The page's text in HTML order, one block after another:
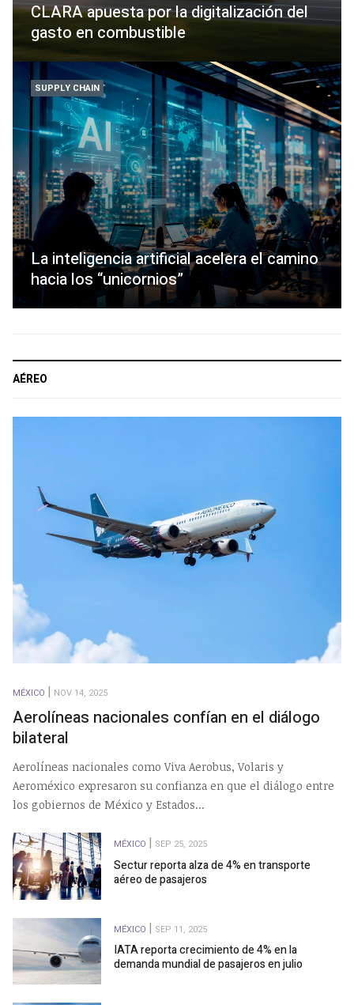
CLARA apuesta por la digitalización del
gasto en combustible
SUPPLY CHAIN
La inteligencia artificial acelera el camino
hacia los “unicornios”
AÉREO
MÉXICO NOV 14, 2025
Aerolíneas nacionales confían en el diálogo
bilateral
Aerolíneas nacionales como Viva Aerobus, Volaris y
Aeroméxico expresaron su confianza en que el diálogo entre
los gobiernos de México y Estados...
MÉXICO SEP 25, 2025
Sectur reporta alza de 4% en transporte
aéreo de pasajeros
MÉXICO SEP 11, 2025
IATA reporta crecimiento de 4% en la
demanda mundial de pasajeros en julio